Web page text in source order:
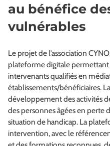
au bénéfice
vulnérables
Le projet de l’association
plateforme digitale
intervenants qualifiés en
établissements/bénéficiaires.
développement des activités
des personnes âgées en perte
situation de handicap. La
intervention, avec le